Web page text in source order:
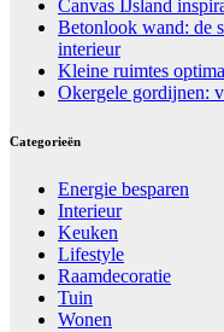
Canvas IJsland
Betonlook wand: de
interieur
Kleine ruimtes
Okergele gordijnen:
Categorieën
Energie besparen
Interieur
Keuken
Lifestyle
Raamdecoratie
Tuin
Wonen